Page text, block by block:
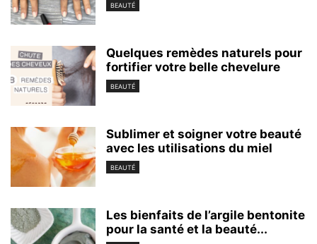
BEAUTÉ
Quelques remèdes naturels pour
fortifier votre belle chevelure
BEAUTÉ
Sublimer et soigner votre beauté
avec les utilisations du miel
BEAUTÉ
Les bienfaits de l’argile bentonite
pour la santé et la beauté...